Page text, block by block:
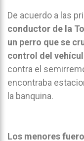
De acuerdo a las
conductor de la
un perro que se
control del
contra el
encontraba
la banquina.
Los menores